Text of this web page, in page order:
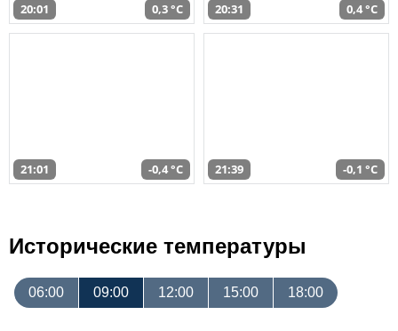
20:01 0,3 °C 20:31 0,4 °C
21:01 -0,4 °C 21:39 -0,1 °C
Исторические температуры
06:00 09:00 12:00 15:00 18:00